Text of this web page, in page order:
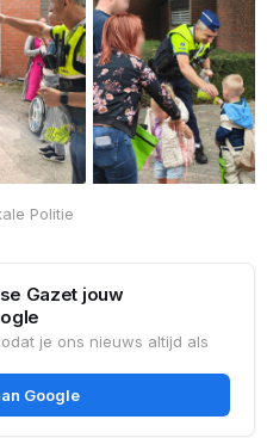
Politie
Gazet jouw
je ons nieuws altijd als
Google